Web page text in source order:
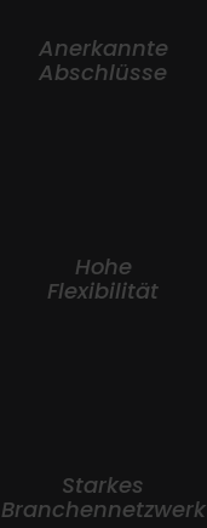
Anerkannte
Abschlüsse
Hohe
Flexibilität
Starkes
Branchennetzwerk